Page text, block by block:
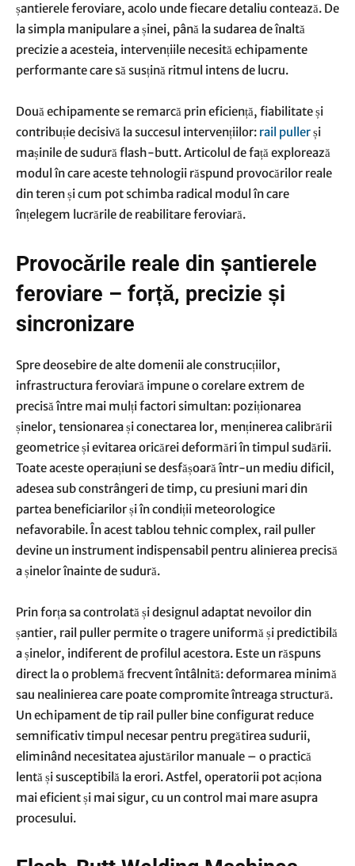
șantierele feroviare, acolo unde fiecare detaliu contează. De
la simpla manipulare a șinei, până la sudarea de înaltă
precizie a acesteia, intervențiile necesită echipamente
performante care să susțină ritmul intens de lucru.
Două echipamente se remarcă prin eficiență, fiabilitate și
contribuție decisivă la succesul intervențiilor: rail pullerși
mașinile de sudură flash-butt. Articolul de față explorează
modul în care aceste tehnologii răspund provocărilor reale
din teren și cum pot schimba radical modul în care
înțelegem lucrările de reabilitare feroviară.
Provocările reale din șantierele
feroviare – forță, precizie și
sincronizare
Spre deosebire de alte domenii ale construcțiilor,
infrastructura feroviară impune o corelare extrem de
precisă între mai mulți factori simultan: poziționarea
șinelor, tensionarea și conectarea lor, menținerea calibrării
geometrice și evitarea oricărei deformări în timpul sudării.
Toate aceste operațiuni se desfășoară într-un mediu dificil,
adesea sub constrângeri de timp, cu presiuni mari din
partea beneficiarilor și în condiții meteorologice
nefavorabile. În acest tablou tehnic complex, rail puller
devine un instrument indispensabil pentru alinierea precisă
a șinelor înainte de sudură.
Prin forța sa controlată și designul adaptat nevoilor din
șantier, rail puller permite o tragere uniformă și predictibilă
a șinelor, indiferent de profilul acestora. Este un răspuns
direct la o problemă frecvent întâlnită: deformarea minimă
sau nealinierea care poate compromite întreaga structură.
Un echipament de tip rail puller bine configurat reduce
semnificativ timpul necesar pentru pregătirea sudurii,
eliminând necesitatea ajustărilor manuale – o practică
lentă și susceptibilă la erori. Astfel, operatorii pot acționa
mai eficient și mai sigur, cu un control mai mare asupra
procesului.